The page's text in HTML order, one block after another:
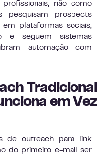
não como
pesquisam prospects
em plataformas sociais,
e seguem sistemas
automação com
Tradicional
em Vez
de outreach para link
do primeiro e-mail ser